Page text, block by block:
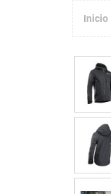
Inicio